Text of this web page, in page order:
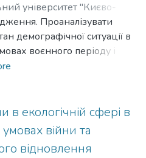
університет "Києво-
академія",2025)Паламар,
Проаналізувати
демографічної ситуації в
воєнного періоду і
є головні зміни та
напрямки демографічного
країни.
в екологічній сфері в
умовах війни та
відновлення